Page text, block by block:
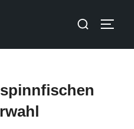
spinnfischen